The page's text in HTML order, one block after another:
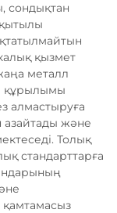
сондықтан
қызмет
металл
құрылымы
алмастыруға
азайтады және
Толық
стандарттарға
қамтамасыз